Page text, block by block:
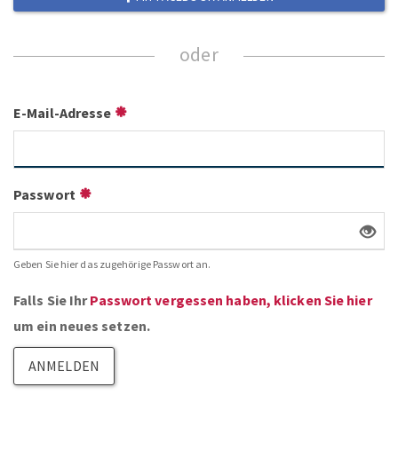
E-Mail-Adresse
Passwort
Geben Sie hier das zugehörige Passwort an.
Falls Sie IhrPasswort vergessen haben, klicken Sie hier
um ein neues setzen.
ANMELDEN